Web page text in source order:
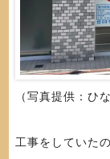
（写真提供：ひ
工事をしていた